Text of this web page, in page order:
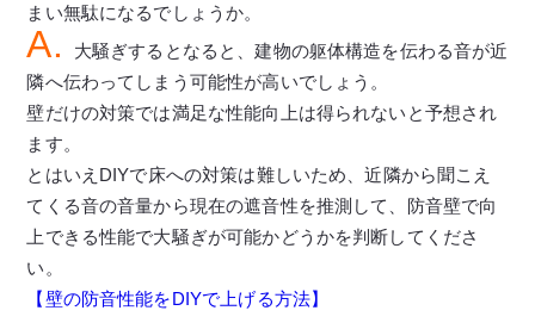
まい無駄になるでしょうか。
A.
大騒ぎするとなると、建物の躯体構造を伝わる音が近
隣へ伝わってしまう可能性が高いでしょう。
壁だけの対策では満足な性能向上は得られないと予想され
ます。
とはいえDIYで床への対策は難しいため、近隣から聞こえ
てくる音の音量から現在の遮音性を推測して、防音壁で向
上できる性能で大騒ぎが可能かどうかを判断してくださ
い。
【壁の防音性能をDIYで上げる方法】